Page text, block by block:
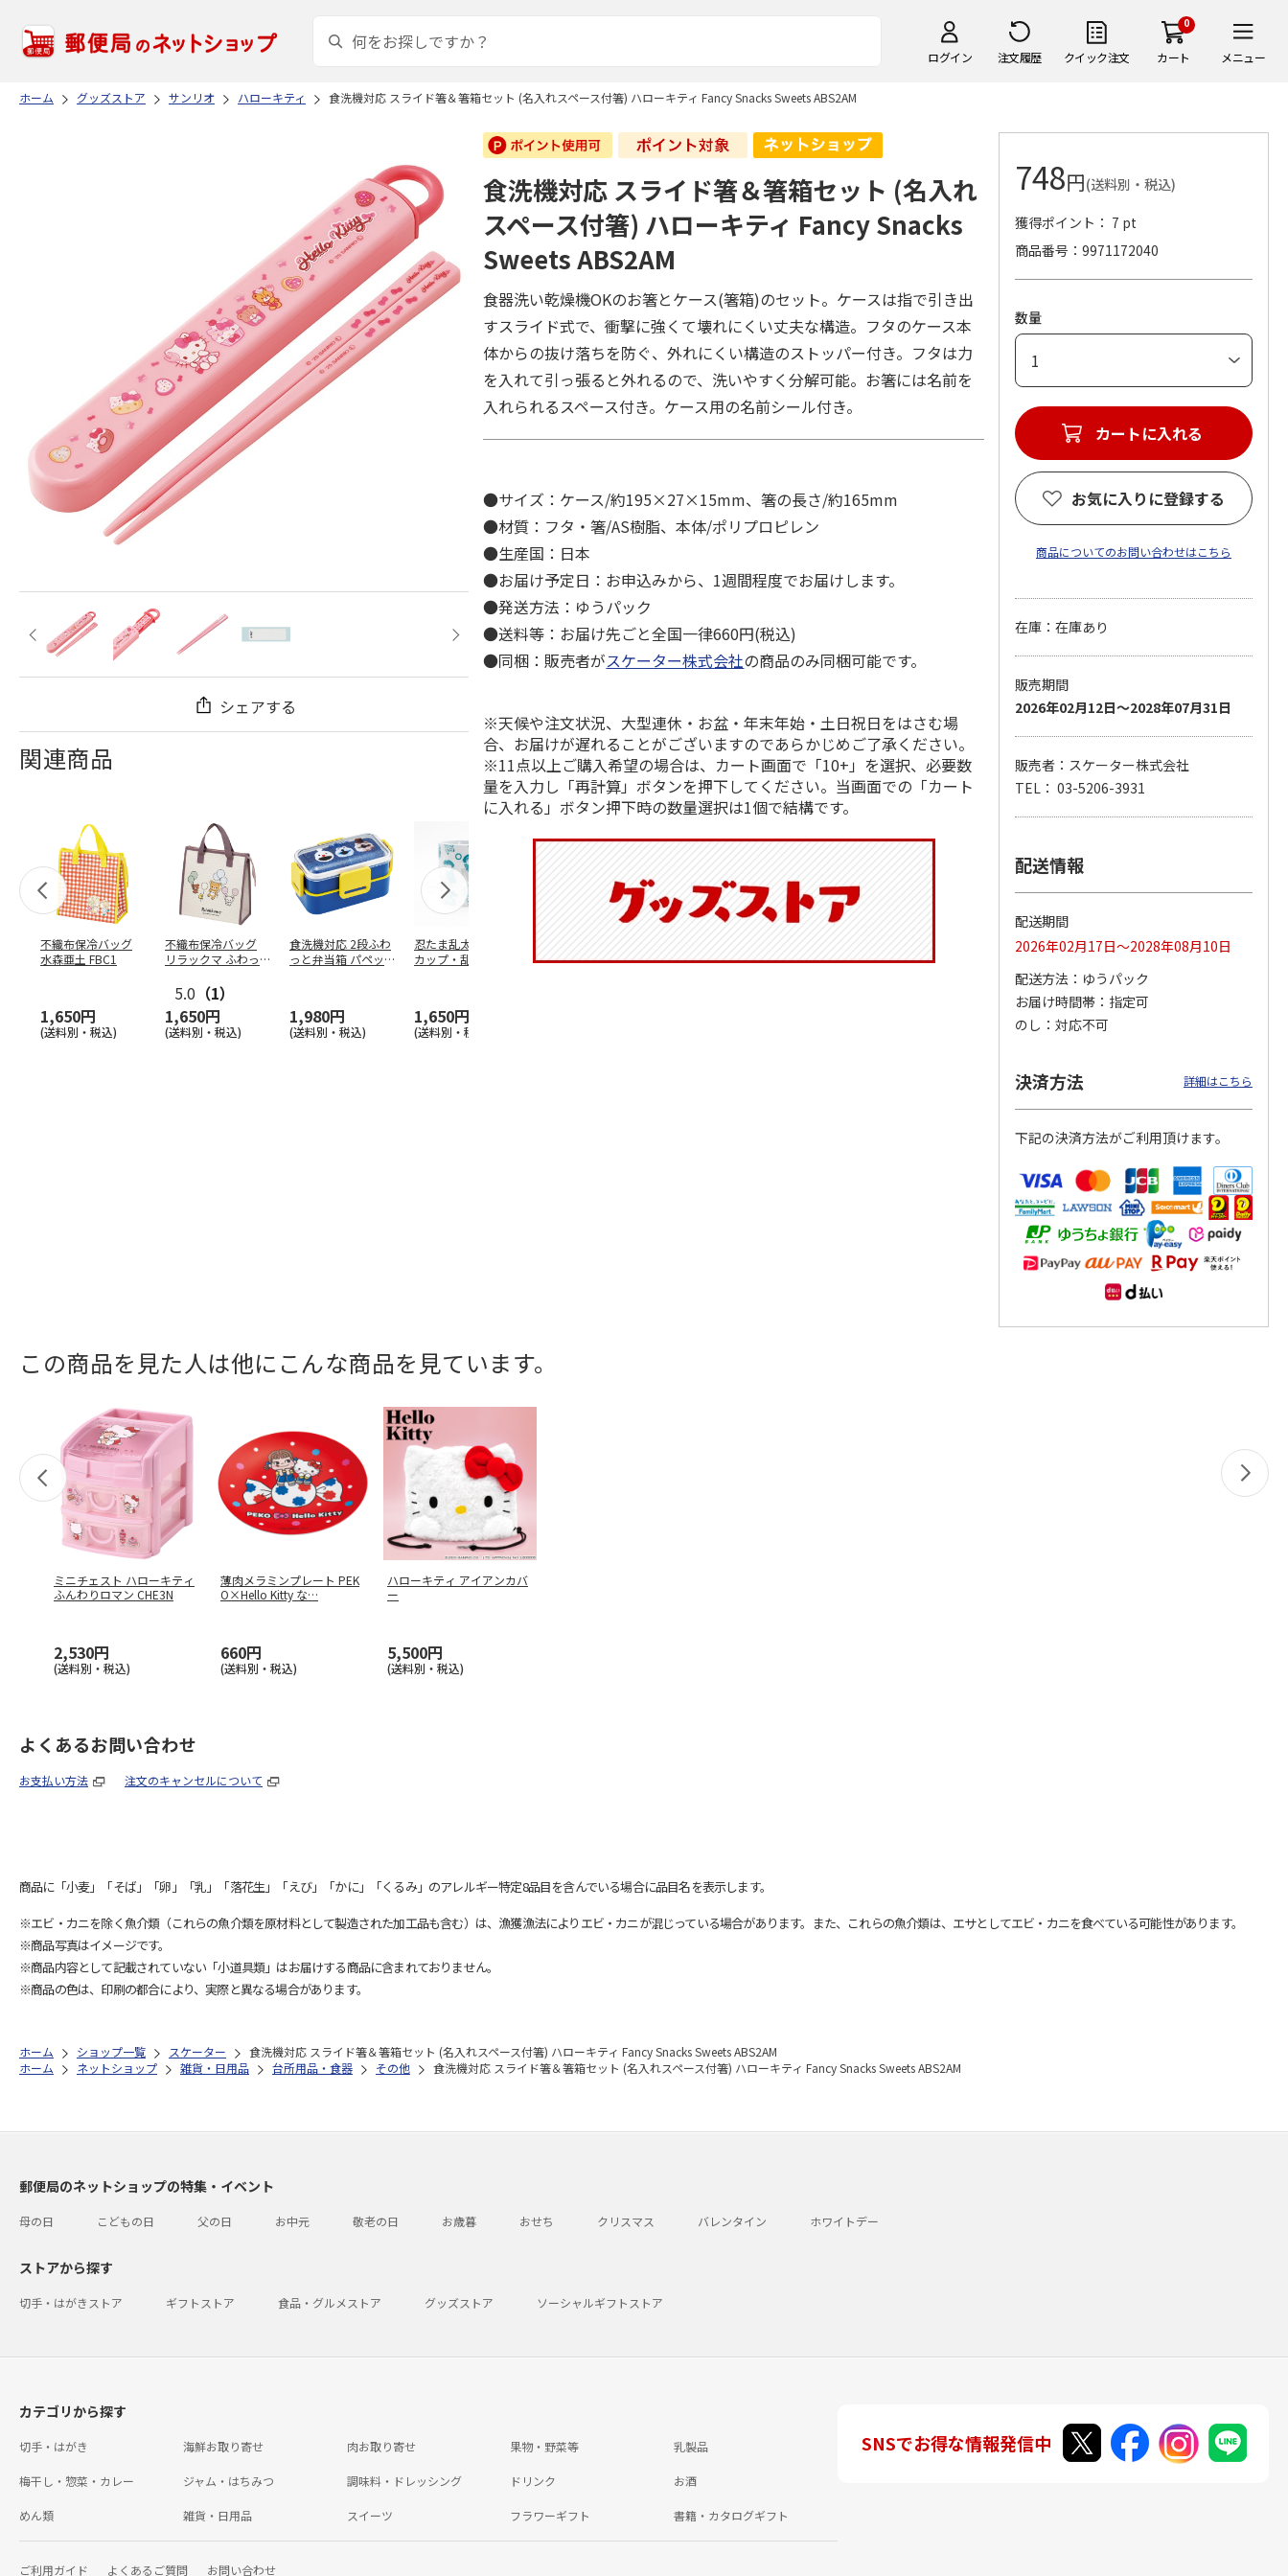
ログイン 注文履歴 クイック注文
0
カート メニュー
ホーム グッズストア サンリオ ハローキティ 食洗機対応 スライド箸＆箸箱セット (名入れスペース付箸) ハローキティ Fancy Snacks Sweets ABS2AM
シェアする
関連商品
不織布保冷バッグ
水森亜土 FBC1
1,650円
(送料別・税込)
不織布保冷バッグ
リラックマ ふわっ
5.0 （1）
1,650円
(送料別・税込)
食洗機対応 2段ふわ
っと弁当箱 パペッ
1,980円
(送料別・税込)
忍たま乱太郎 マグ
カップ・乱太郎・き
1,650円
(送料別・税込)
抗菌食洗機対応 ふ
わっと弁当箱 530ml
陶器ダイカットマグ
カップ ポムポムプ
マスコット入りドリ
ンクボトル ハロー
ふわっとフタタイト
ランチボックス角型
コーデュロイ生地ラ
キティ KCOB2
2,200円
(送料別・税込)
八角形ステンレスマ
食洗機対応 スライド箸＆箸箱セット (名入れ
スペース付箸) ハローキティ Fancy Snacks
Sweets ABS2AM
食器洗い乾燥機OKのお箸とケース(箸箱)のセット。ケースは指で引き出
すスライド式で、衝撃に強くて壊れにくい丈夫な構造。フタのケース本
体からの抜け落ちを防ぐ、外れにくい構造のストッパー付き。フタは力
を入れて引っ張ると外れるので、洗いやすく分解可能。お箸には名前を
入れられるスペース付き。ケース用の名前シール付き。
●サイズ：ケース/約195×27×15mm、箸の長さ/約165mm
●材質：フタ・箸/AS樹脂、本体/ポリプロピレン
●生産国：日本
●お届け予定日：お申込みから、1週間程度でお届けします。
●発送方法：ゆうパック
●送料等：お届け先ごと全国一律660円(税込)
●同梱：販売者がスケーター株式会社の商品のみ同梱可能です。
※天候や注文状況、大型連休・お盆・年末年始・土日祝日をはさむ場
合、お届けが遅れることがございますのであらかじめご了承ください。
※11点以上ご購入希望の場合は、カート画面で「10+」を選択、必要数
量を入力し「再計算」ボタンを押下してください。当画面での「カート
に入れる」ボタン押下時の数量選択は1個で結構です。
748円(送料別・税込)
獲得ポイント： 7 pt
商品番号
9971172040
数量
カートに入れる
お気に入りに登録する
商品についてのお問い合わせはこちら
在庫：在庫あり
販売期間
2026年02月12日～2028年07月31日
販売者：スケーター株式会社
TEL： 03-5206-3931
配送情報
配送期間
2026年02月17日～2028年08月10日
配送方法
ゆうパック
お届け時間帯
指定可
のし
対応不可
決済方法 詳細はこちら
下記の決済方法がご利用頂けます。
この商品を見た人は他にこんな商品を見ています。
ミニチェスト ハローキティ
ふんわりロマン CHE3N
2,530円
(送料別・税込)
薄肉メラミンプレート PEK
O×Hello Kitty な…
660円
(送料別・税込)
ハローキティ アイアンカバ
ー
5,500円
(送料別・税込)
よくあるお問い合わせ
お支払い方法 注文のキャンセルについて
商品に「小麦」「そば」「卵」「乳」「落花生」「えび」「かに」「くるみ」のアレルギー特定8品目を含んでいる場合に品目名を表示します。
※エビ・カニを除く魚介類（これらの魚介類を原材料として製造された加工品も含む）は、漁獲漁法によりエビ・カニが混じっている場合があります。また、これらの魚介類は、エサとしてエビ・カニを食べている可能性があります。
※商品写真はイメージです。
※商品内容として記載されていない「小道具類」はお届けする商品に含まれておりません。
※商品の色は、印刷の都合により、実際と異なる場合があります。
ホーム ショップ一覧 スケーター
食洗機対応 スライド箸＆箸箱セット (名入れスペース付箸) ハローキティ Fancy Snacks Sweets ABS2AM
ホーム
ネットショップ 雑貨・日用品 台所用品・食器 その他 食洗機対応 スライド箸＆箸箱セット (名入れスペース付箸) ハローキティ Fancy Snacks Sweets ABS2AM
郵便局のネットショップの特集・イベント
母の日 こどもの日 父の日 お中元 敬老の日 お歳暮 おせち クリスマス バレンタイン ホワイトデー
ストアから探す
切手・はがきストア ギフトストア 食品・グルメストア グッズストア ソーシャルギフトストア
カテゴリから探す
切手・はがき 海鮮お取り寄せ 肉お取り寄せ 果物・野菜等 乳製品
梅干し・惣菜・カレー ジャム・はちみつ 調味料・ドレッシング ドリンク お酒
めん類 雑貨・日用品 スイーツ フラワーギフト 書籍・カタログギフト
ご利用ガイド よくあるご質問 お問い合わせ
SNSでお得な情報発信中